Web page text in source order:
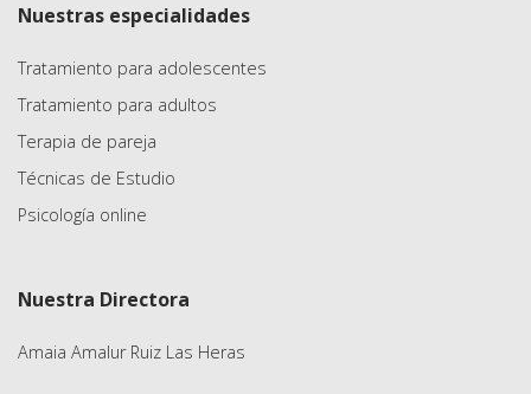
Nuestras especialidades
Tratamiento para adolescentes
Tratamiento para adultos
Terapia de pareja
Técnicas de Estudio
Psicología online
Nuestra Directora
Amaia Amalur Ruiz Las Heras